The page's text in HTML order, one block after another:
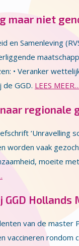
maar niet
en Samenleving
• Veranker
GGD. LEES MEER…
‘Unravelling
worden vaak
moeite
Hollands
van de master
vaccineren